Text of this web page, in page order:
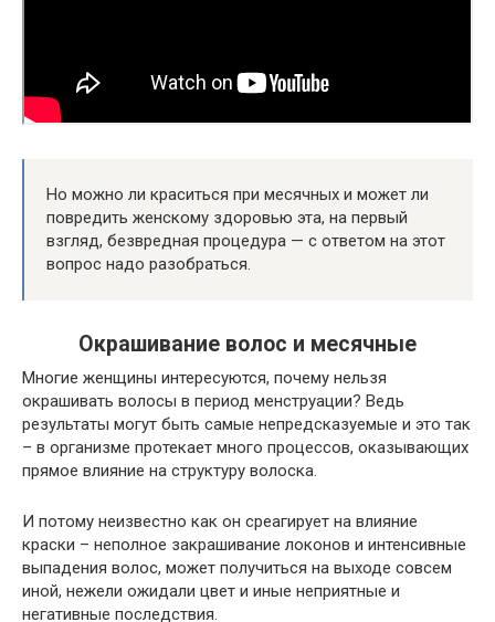
Но можно ли краситься при месячных и может ли
повредить женскому здоровью эта, на первый
взгляд, безвредная процедура — с ответом на этот
вопрос надо разобраться.
Окрашивание волос и месячные
Многие женщины интересуются, почему нельзя
окрашивать волосы в период менструации? Ведь
результаты могут быть самые непредсказуемые и это так
– в организме протекает много процессов, оказывающих
прямое влияние на структуру волоска.
И потому неизвестно как он среагирует на влияние
краски – неполное закрашивание локонов и интенсивные
выпадения волос, может получиться на выходе совсем
иной, нежели ожидали цвет и иные неприятные и
негативные последствия.